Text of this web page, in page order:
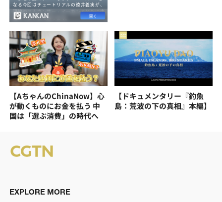
【AちゃんのChinaNow】心
が動くものにお金を払う 中
国は「選ぶ消費」の時代へ
【ドキュメンタリー『釣魚
島：荒波の下の真相』本編】
EXPLORE MORE